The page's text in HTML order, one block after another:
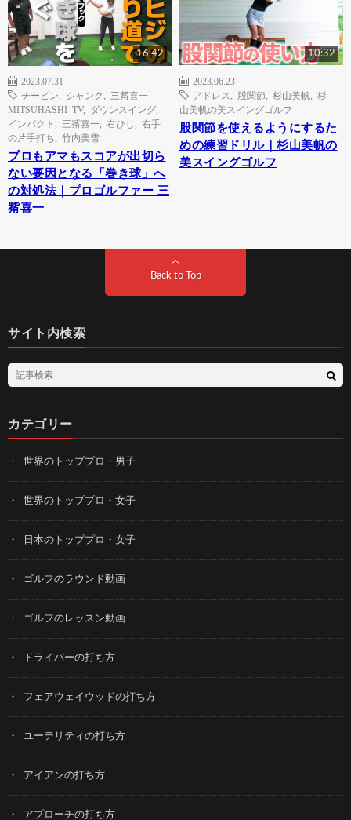
16:42
2023.07.31
チーピン
シャンク
三觜喜一
MITSUHASHI TV, ダウンスイング
インパクト
三觜喜一 右ひじ
右手
の片手打ち
竹内美雪
プロもアマもスコアが出切ら
ない要因となる「巻き球」へ
の対処法｜プロゴルファー 三
觜喜一
10:32
2023.06.23
アドレス
股関節 杉山美帆
杉
山美帆の美スイングゴルフ
股関節を使えるようにするた
めの練習ドリル｜杉山美帆の
美スイングゴルフ
Back to Top
サイト内検索
カテゴリー
世界のトッププロ・男子
世界のトッププロ・女子
日本のトッププロ・女子
ゴルフのラウンド動画
ゴルフのレッスン動画
ドライバーの打ち方
フェアウェイウッドの打ち方
ユーテリティの打ち方
アイアンの打ち方
アプローチの打ち方